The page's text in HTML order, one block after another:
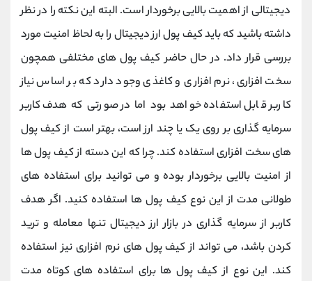
دیجیتالی از اهمیت بالایی برخوردار است. البته این نکته را در نظر
داشته باشید که باید کیف پول ارز دیجیتال را به لحاظ امنیت مورد
بررسی قرار داد. در حال حاضر کیف پول های مختلفی همچون
سخت افزاری، نرم افزاری و کاغذی وجود دارد که بر اساس نیاز
کاربر قابل استفاده خواهد بود اما در صورتی که هدف کاربر
سرمایه گذاری بر روی یک یا چند ارز است، بهتر است از کیف پول
های سخت افزاری استفاده کند. چرا که این دسته از کیف پول ها
از امنیت بالایی برخوردار بوده و می توانید برای استفاده های
طولانی مدت از این نوع کیف پول ها استفاده کنید. اگر هدف
کاربر از سرمایه گذاری در بازار ارز دیجیتال تنها معامله و ترید
کردن باشد، می تواند از کیف پول های نرم افزاری نیز استفاده
کند. این نوع از کیف پول ها برای استفاده های کوتاه مدت
بدون پیش شماره 90001030
اینستاگرام @alireza.mehrabii
کانال تلگرام @alirezamehrabi_com